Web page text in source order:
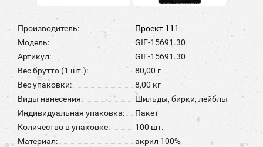
Производитель:
Проект 111
Модель:
GIF-15691.30
Артикул:
GIF-15691.30
Вес брутто (1 шт.):
80,00 г
Вес упаковки:
8,00 кг
Виды нанесения:
Шильды, бирки, лейблы
Индивидуальная упаковка:
Пакет
Количество в упаковке:
100 шт.
Материал:
акрил 100%